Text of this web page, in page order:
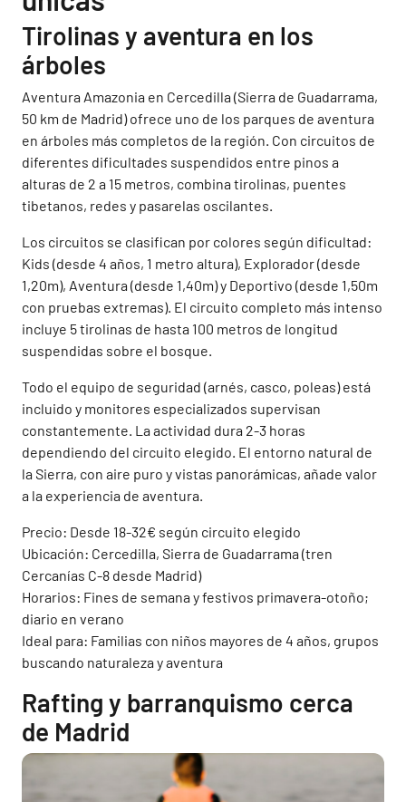
Tirolinas y aventura en los
árboles
Aventura Amazonia en Cercedilla (Sierra de Guadarrama,
50 km de Madrid) ofrece uno de los parques de aventura
en árboles más completos de la región. Con circuitos de
diferentes dificultades suspendidos entre pinos a
alturas de 2 a 15 metros, combina tirolinas, puentes
tibetanos, redes y pasarelas oscilantes.
Los circuitos se clasifican por colores según dificultad:
Kids (desde 4 años, 1 metro altura), Explorador (desde
1,20m), Aventura (desde 1,40m) y Deportivo (desde 1,50m
con pruebas extremas). El circuito completo más intenso
incluye 5 tirolinas de hasta 100 metros de longitud
suspendidas sobre el bosque.
Todo el equipo de seguridad (arnés, casco, poleas) está
incluido y monitores especializados supervisan
constantemente. La actividad dura 2-3 horas
dependiendo del circuito elegido. El entorno natural de
la Sierra, con aire puro y vistas panorámicas, añade valor
a la experiencia de aventura.
Precio: Desde 18-32€ según circuito elegido
Ubicación: Cercedilla, Sierra de Guadarrama (tren
Cercanías C-8 desde Madrid)
Horarios: Fines de semana y festivos primavera-otoño;
diario en verano
Ideal para: Familias con niños mayores de 4 años, grupos
buscando naturaleza y aventura
Rafting y barranquismo cerca
de Madrid